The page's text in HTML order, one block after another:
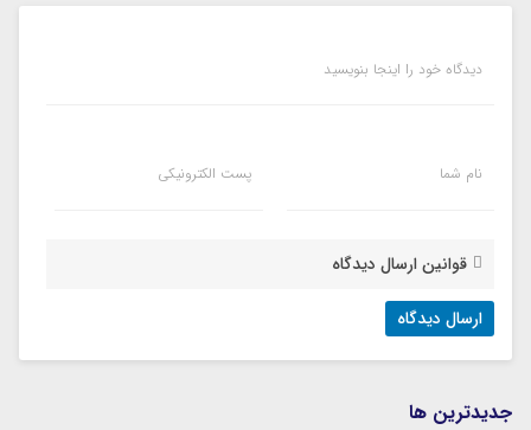
دیدگاه خود را اینجا بنویسید
نام شما پست الکترونیکی
قوانین ارسال دیدگاه
جديدترين ها